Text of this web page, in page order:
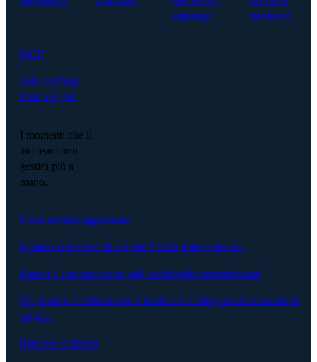
slipping?
riunione?
MCP
Ask anything
from any AI.
I momenti che il
tuo team non
gestirà più a
mano.
Piano sempre aggiornato
Il piano si riscrive da ciò che è stato detto e deciso.
Report e comunicazioni agli stakeholder automatizzati
Un prompt. Calibrato per il pubblico. Collegato alle riunioni di
origine.
Rilevare la deriva